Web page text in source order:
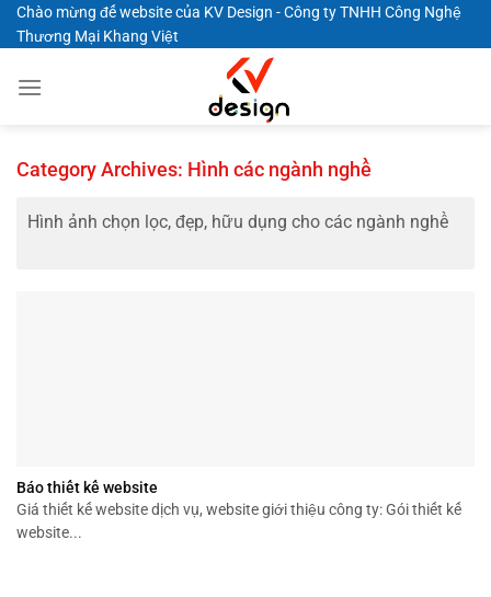
Skip
Chào mừng đế website của KV Design - Công ty TNHH Công Nghệ
Thương Mại Khang Việt
Category Archives: Hình các ngành nghề
Hình ảnh chọn lọc, đẹp, hữu dụng cho các ngành nghề
Báo thiết kế website
Giá thiết kế website dịch vụ, website giới thiệu công ty: Gói thiết kế
website...